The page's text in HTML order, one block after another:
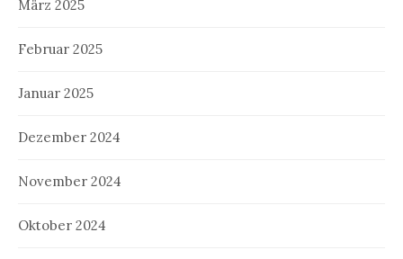
März 2025
Februar 2025
Januar 2025
Dezember 2024
November 2024
Oktober 2024